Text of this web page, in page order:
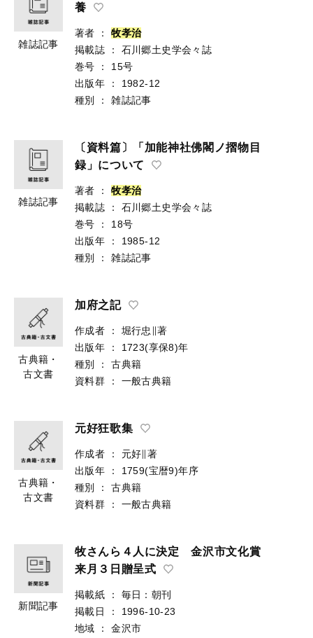
雑誌記事
養
著者 ： 牧孝治
掲載誌
：
石川郷土史学会々誌
巻号
：
15号
出版年
：
1982-12
種別
： 雑誌記事
雑誌記事
〔資料篇〕「加能神社佛閣ノ摺物目
録」について
著者 ： 牧孝治
掲載誌
：
石川郷土史学会々誌
巻号
：
18号
出版年
：
1985-12
種別
： 雑誌記事
古典籍・
古文書
加府之記
作成者 ：
堀行忠∥著
出版年
：
1723(享保8)年
種別
：
古典籍
資料群
： 一般古典籍
古典籍・
古文書
元好狂歌集
作成者 ：
元好∥著
出版年
：
1759(宝暦9)年序
種別
：
古典籍
資料群
： 一般古典籍
新聞記事
牧さんら４人に決定 金沢市文化賞
来月３日贈呈式
掲載紙 ：
毎日：朝刊
掲載日
：
1996-10-23
地域
：
金沢市